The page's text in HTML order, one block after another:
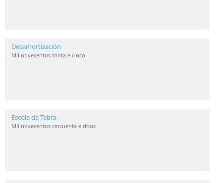
Desamortización
Mil novecentos trinta e cinco
Escola da Tebra
Mil novecentos cincuenta e dous